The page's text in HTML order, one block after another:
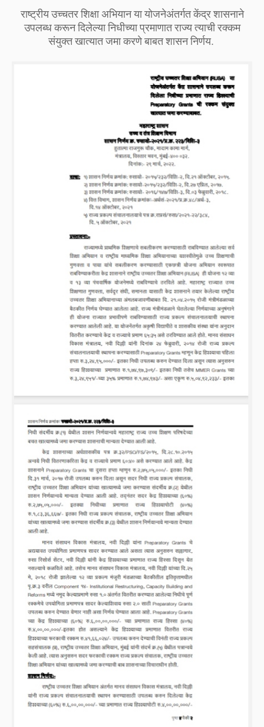
राष्ट्रीय उच्चतर शिक्षा अभियान या योजनेअंतर्गत केंद्र शासनाने
उपलब्ध करून दिलेल्या निधीच्या प्रमाणात राज्य त्याची रक्कम
संयुक्त खात्यात जमा करणे बाबत शासन निर्णय.